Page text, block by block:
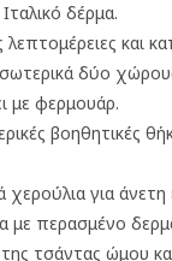
δέρμα.
και
δύο
με φερμουάρ.
βοηθητικές
για
με περασμένο
τσάντας ώμου